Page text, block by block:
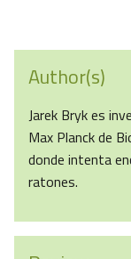
Author(s)
Jarek Bryk es
Max Planck de
donde intenta
ratones.